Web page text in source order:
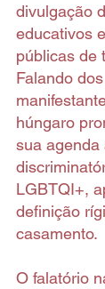
divulgação
educativos
públicas de
Falando
húngaro
sua agenda
LGBTQI+,
definição
casamento.
O falatório